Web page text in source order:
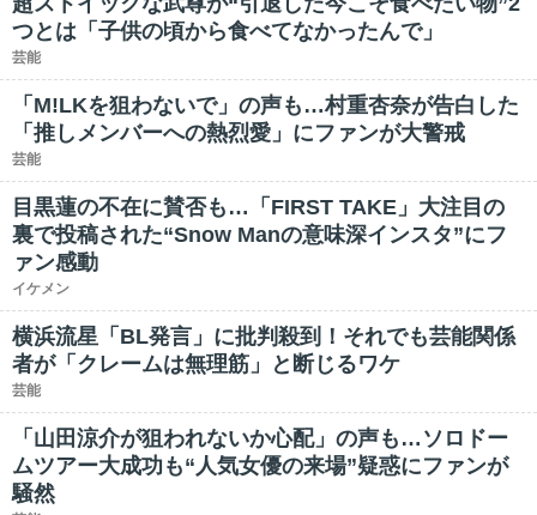
つとは「子供の頃から食べてなかったんで」
芸能
「M!LKを狙わないで」の声も…村重杏奈が告白した
「推しメンバーへの熱烈愛」にファンが大警戒
芸能
目黒蓮の不在に賛否も…「FIRST TAKE」大注目の
裏で投稿された“Snow Manの意味深インスタ”にフ
ァン感動
イケメン
横浜流星「BL発言」に批判殺到！それでも芸能関係
者が「クレームは無理筋」と断じるワケ
芸能
「山田涼介が狙われないか心配」の声も…ソロドー
ムツアー大成功も“人気女優の来場”疑惑にファンが
騒然